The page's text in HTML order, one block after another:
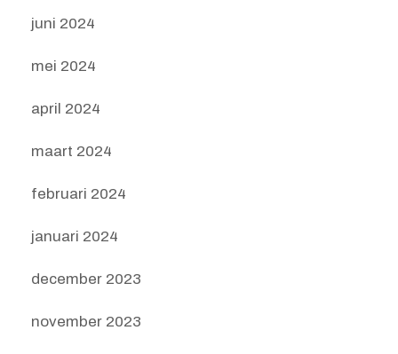
juni 2024
mei 2024
april 2024
maart 2024
februari 2024
januari 2024
december 2023
november 2023